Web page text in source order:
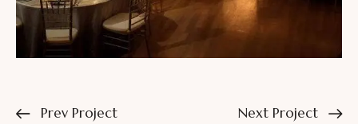
Prev Project Next Project